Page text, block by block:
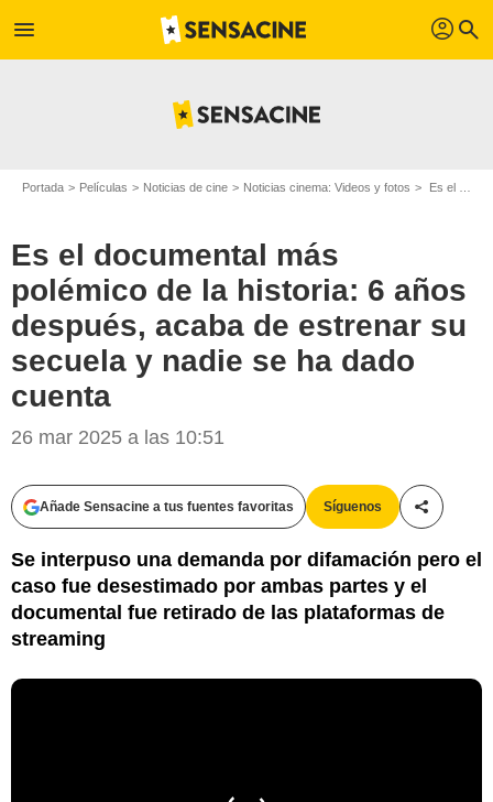
menu profil search
Portada Películas Noticias de cine Noticias cinema: Videos y fotos Es el documental más polémico de la historia: 6 años después, acaba de estrenar su secuela y nadie se ha dado cuenta
Es el documental más
polémico de la historia: 6 años
después, acaba de estrenar su
secuela y nadie se ha dado
cuenta
26 mar 2025 a las 10:51
Añade Sensacine a tus fuentes favoritas Síguenos
Se interpuso una demanda por difamación pero el
caso fue desestimado por ambas partes y el
documental fue retirado de las plataformas de
streaming